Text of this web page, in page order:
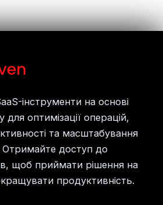
інструменти на основі
для оптимізації операцій,
та масштабування
Отримайте доступ до
щоб приймати рішення на
продуктивність.